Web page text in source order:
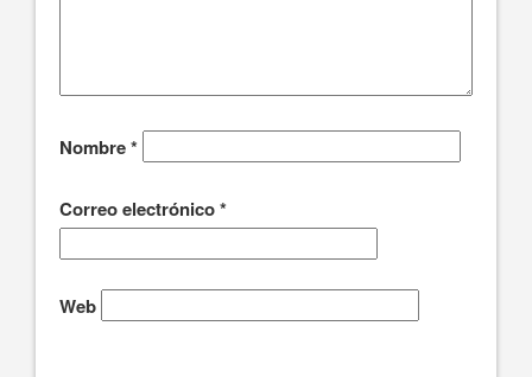
Nombre*
Correo electrónico*
Web